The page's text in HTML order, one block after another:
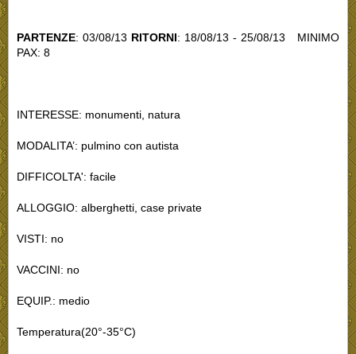
PARTENZE: 03/08/13 RITORNI: 18/08/13 - 25/08/13 MINIMO
PAX: 8
INTERESSE: monumenti, natura
MODALITA’: pulmino con autista
DIFFICOLTA': facile
ALLOGGIO: alberghetti, case private
VISTI: no
VACCINI: no
EQUIP.: medio
Temperatura(20°-35°C)